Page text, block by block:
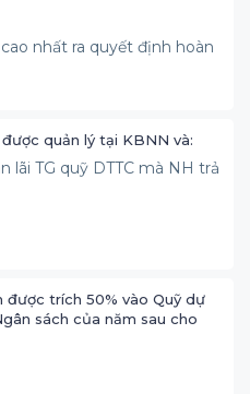
nhất ra quyết định hoàn
quản lý tại KBNN và:
lãi TG quỹ DTTC mà NH trả
được trích 50% vào Quỹ dự
sách của năm sau cho